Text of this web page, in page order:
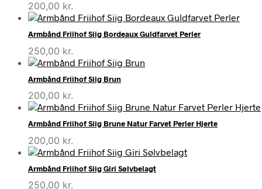
200,00 kr.
Armbånd Friihof Siig Bordeaux Guldfarvet Perler
250,00 kr.
Armbånd Friihof Siig Brun
200,00 kr.
Armbånd Friihof Siig Brune Natur Farvet Perler Hjerte
200,00 kr.
Armbånd Friihof Siig Giri Sølvbelagt
250,00 kr.